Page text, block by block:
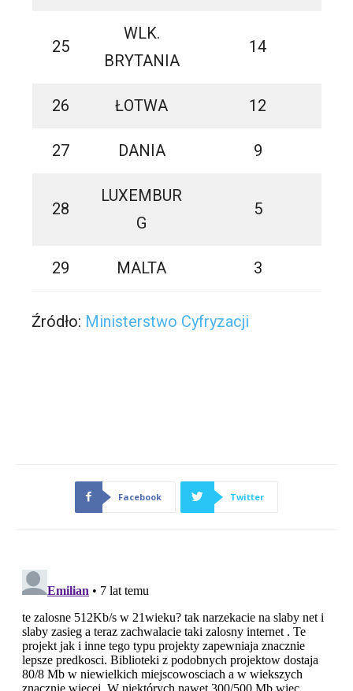
25
WLK.
BRYTANIA
14
26 ŁOTWA 12
27 DANIA 9
28
LUXEMBUR
G
5
29 MALTA 3
Źródło: Ministerstwo Cyfryzacji
Facebook Twitter